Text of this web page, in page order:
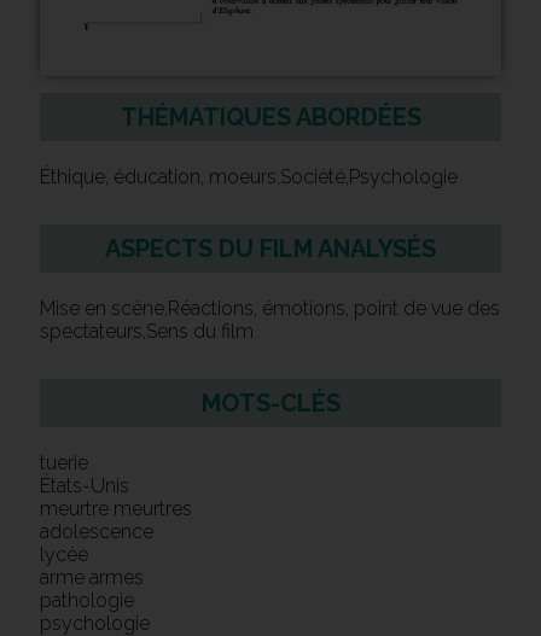
THÉMATIQUES ABORDÉES
Éthique, éducation, moeurs,Société,Psychologie
ASPECTS DU FILM ANALYSÉS
Mise en scène,Réactions, émotions, point de vue des
spectateurs,Sens du film
MOTS-CLÉS
tuerie
États-Unis
meurtre meurtres
adolescence
lycée
arme armes
pathologie
psychologie